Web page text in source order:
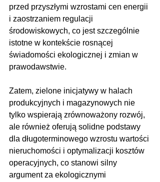
przed przyszłymi wzrostami cen energii
i zaostrzaniem regulacji
środowiskowych, co jest szczególnie
istotne w kontekście rosnącej
świadomości ekologicznej i zmian w
prawodawstwie.
Zatem, zielone inicjatywy w halach
produkcyjnych i magazynowych nie
tylko wspierają zrównoważony rozwój,
ale również oferują solidne podstawy
dla długoterminowego wzrostu wartości
nieruchomości i optymalizacji kosztów
operacyjnych, co stanowi silny
argument za ekologicznymi